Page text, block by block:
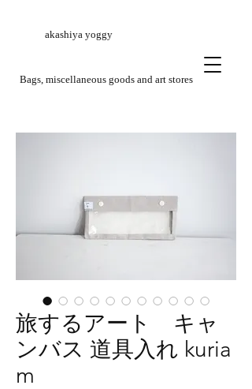
​Bags, miscellaneous goods and art stores
akashiya yoggy
旅するアート キャ
ンバス 道具入れ kuria
m